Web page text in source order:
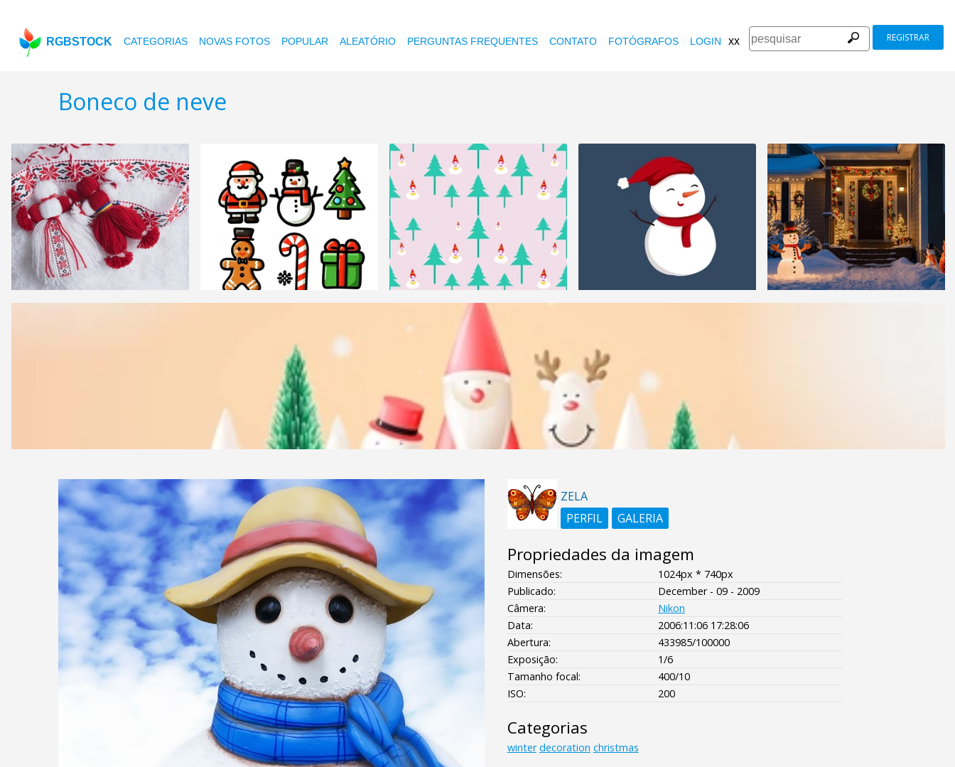
RGBSTOCK CATEGORIAS NOVAS FOTOS POPULAR ALEATÓRIO PERGUNTAS FREQUENTES CONTATO FOTÓGRAFOS LOGIN xx REGISTRAR
Boneco de neve
ZELA
PERFIL
GALERIA
Propriedades da imagem
Dimensões:
1024px * 740px
Publicado:
December - 09 - 2009
Câmera:
Nikon
Data:
2006:11:06 17:28:06
Abertura:
433985/100000
Exposição:
1/6
Tamanho focal:
400/10
ISO:
200
Categorias
winter decoration christmas